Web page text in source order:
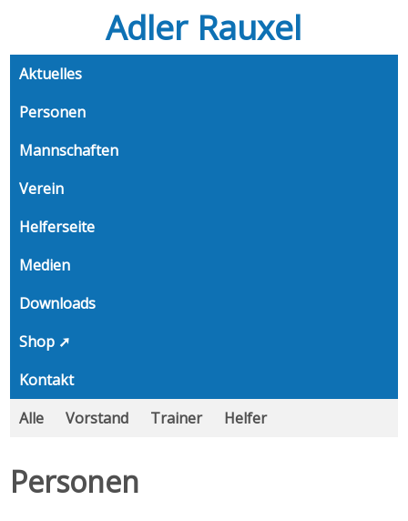
Adler Rauxel
Aktuelles
Personen
Mannschaften
Verein
Helferseite
Medien
Downloads
Shop ➚
Kontakt
Alle
Vorstand Trainer Helfer
Personen